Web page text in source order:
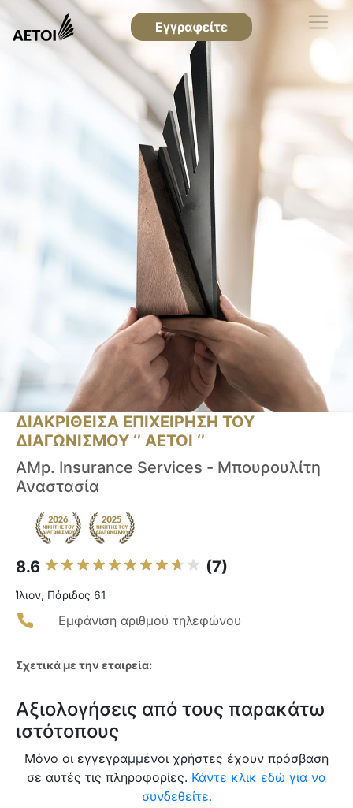
Εγγραφείτε
ΔΙΑΚΡΙΘΕΙΣΑ ΕΠΙΧΕΙΡΗΣΗ ΤΟΥ
ΔΙΑΓΩΝΙΣΜΟΥ ‘’ ΑΕΤΟΙ ‘’
AMp. Insurance Services - Μπουρουλίτη
Αναστασία
8.6 (7)
Ίλιον, Πάριδος 61
Εμφάνιση αριθμού τηλεφώνου
Σχετικά με την εταιρεία:
Αξιολογήσεις από τους παρακάτω
ιστότοπους
Μόνο οι εγγεγραμμένοι χρήστες έχουν πρόσβαση
σε αυτές τις πληροφορίες. Κάντε κλικ εδώ για να
συνδεθείτε.